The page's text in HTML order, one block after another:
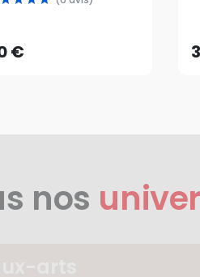
€ AU PANIER
nos